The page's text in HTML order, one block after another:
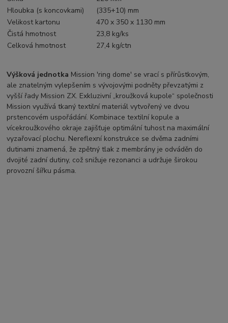
Hloubka (s koncovkami)
(335+10) mm
Velikost kartonu
470 x 350 x 1130 mm
Čistá hmotnost
23,8 kg/ks
Celková hmotnost
27,4 kg/ctn
Výšková jednotka Mission 'ring dome' se vrací s přírůstkovým,
ale znatelným vylepšením s vývojovými podněty převzatými z
vyšší řady Mission ZX. Exkluzivní „kroužková kupole“ společnosti
Mission využívá tkaný textilní materiál vytvořený ve dvou
prstencovém uspořádání. Kombinace textilní kopule a
vícekroužkového okraje zajišťuje optimální tuhost na maximální
vyzařovací plochu. Nereflexní konstrukce se dvěma zadními
dutinami znamená, že zpětný tlak z membrány je odváděn do
dvojité zadní dutiny, což snižuje rezonanci a udržuje širokou
provozní šířku pásma.